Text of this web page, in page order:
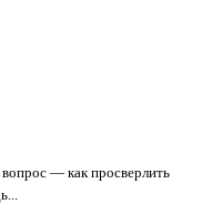
— как просверлить